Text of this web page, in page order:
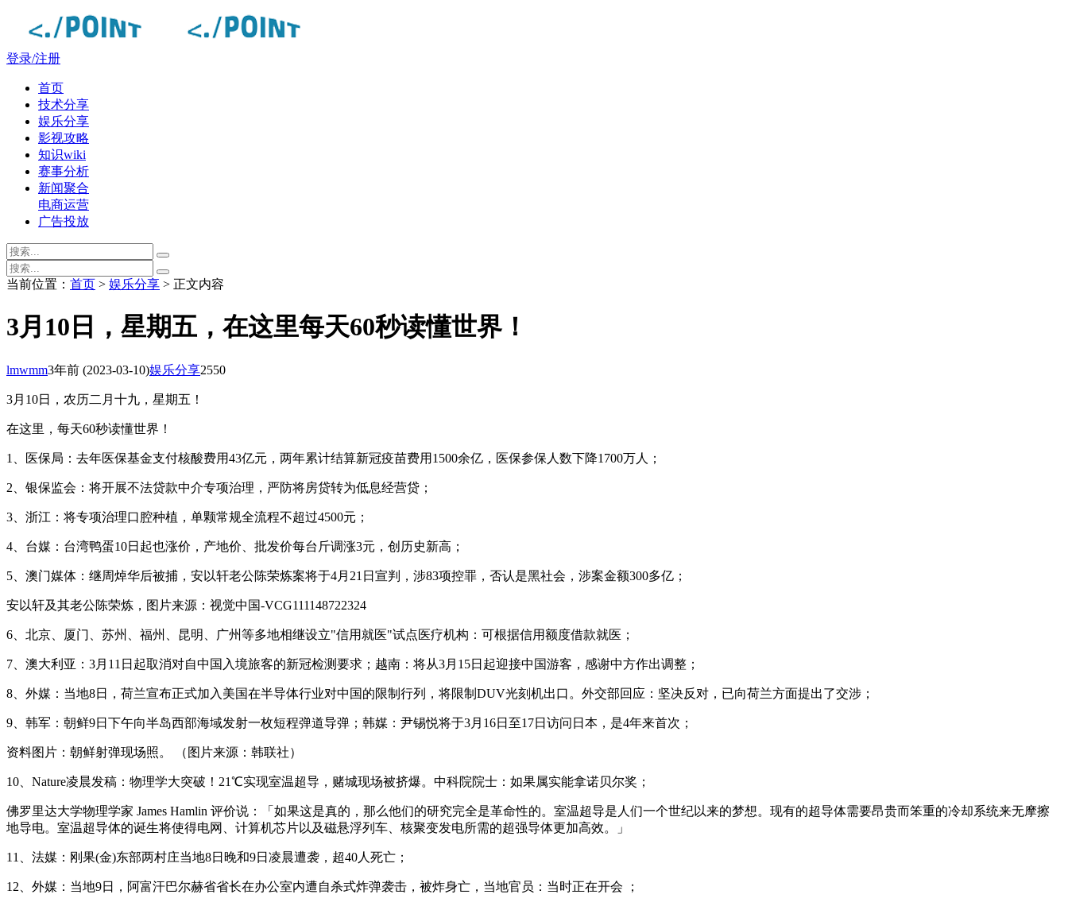
登录/注册
首页
技术分享
娱乐分享
影视攻略
知识wiki
赛事分析
新闻聚合
电商运营
广告投放
当前位置： 首页 > 娱乐分享 > 正文内容
3月10日，星期五，在这里每天60秒读懂世界！
lmwmm3年前 (2023-03-10)娱乐分享2550
3月10日，农历二月十九，星期五！
在这里，每天60秒读懂世界！
1、医保局：去年医保基金支付核酸费用43亿元，两年累计结算新冠疫苗费用1500余亿，医保参保人数下降1700万人；
2、银保监会：将开展不法贷款中介专项治理，严防将房贷转为低息经营贷；
3、浙江：将专项治理口腔种植，单颗常规全流程不超过4500元；
4、台媒：台湾鸭蛋10日起也涨价，产地价、批发价每台斤调涨3元，创历史新高；
5、澳门媒体：继周焯华后被捕，安以轩老公陈荣炼案将于4月21日宣判，涉83项控罪，否认是黑社会，涉案金额300多亿；
安以轩及其老公陈荣炼，图片来源：视觉中国-VCG111148722324
6、北京、厦门、苏州、福州、昆明、广州等多地相继设立"信用就医"试点医疗机构：可根据信用额度借款就医；
7、澳大利亚：3月11日起取消对自中国入境旅客的新冠检测要求；越南：将从3月15日起迎接中国游客，感谢中方作出调整；
8、外媒：当地8日，荷兰宣布正式加入美国在半导体行业对中国的限制行列，将限制DUV光刻机出口。外交部回应：坚决反对，已向荷兰方面提出了交涉；
9、韩军：朝鲜9日下午向半岛西部海域发射一枚短程弹道导弹；韩媒：尹锡悦将于3月16日至17日访问日本，是4年来首次；
资料图片：朝鲜射弹现场照。 （图片来源：韩联社）
10、Nature凌晨发稿：物理学大突破！21℃实现室温超导，赌城现场被挤爆。中科院院士：如果属实能拿诺贝尔奖；
佛罗里达大学物理学家 James Hamlin 评价说：「如果这是真的，那么他们的研究完全是革命性的。室温超导是人们一个世纪以来的梦想。现有的超导体需要昂贵而笨重的冷却系统来无摩擦
地导电。室温超导体的诞生将使得电网、计算机芯片以及磁悬浮列车、核聚变发电所需的超强导体更加高效。」
11、法媒：刚果(金)东部两村庄当地8日晚和9日凌晨遭袭，超40人死亡；
12、外媒：当地9日，阿富汗巴尔赫省省长在办公室内遭自杀式炸弹袭击，被炸身亡，当地官员：当时正在开会 ；